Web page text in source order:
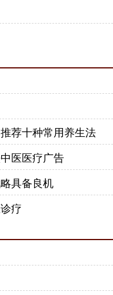
荐十种常用养生法
医医疗广告
具备良机
疗